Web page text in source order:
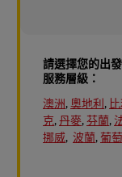
請選擇您的出
服務層級：
澳洲,奧地利 ,
克,丹麥,芬蘭,
挪威, 波蘭,葡